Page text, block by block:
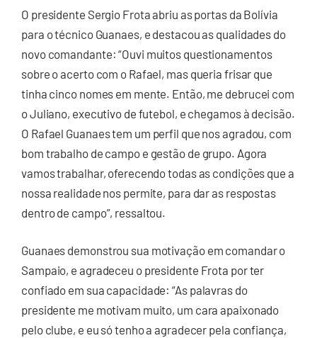
O presidente Sergio Frota abriu as portas da Bolívia
para o técnico Guanaes, e destacou as qualidades do
novo comandante: “Ouvi muitos questionamentos
sobre o acerto com o Rafael, mas queria frisar que
tinha cinco nomes em mente. Então, me debrucei com
o Juliano, executivo de futebol, e chegamos à decisão.
O Rafael Guanaes tem um perfil que nos agradou, com
bom trabalho de campo e gestão de grupo. Agora
vamos trabalhar, oferecendo todas as condições que a
nossa realidade nos permite, para dar as respostas
dentro de campo”, ressaltou.
Guanaes demonstrou sua motivação em comandar o
Sampaio, e agradeceu o presidente Frota por ter
confiado em sua capacidade: “As palavras do
presidente me motivam muito, um cara apaixonado
pelo clube, e eu só tenho a agradecer pela confiança,